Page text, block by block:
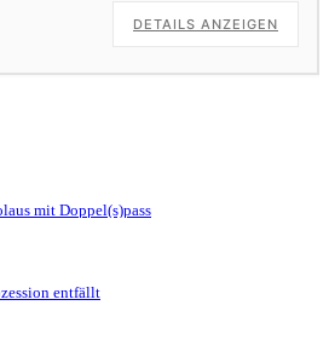
DETAILS ANZEIGEN
mit Doppel(s)pass
entfällt